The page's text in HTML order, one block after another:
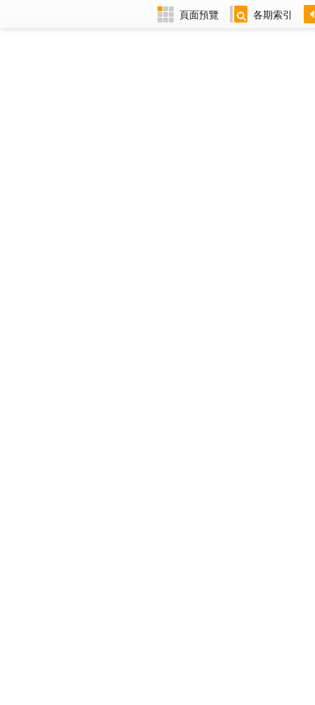
頁面預覽 各期索引